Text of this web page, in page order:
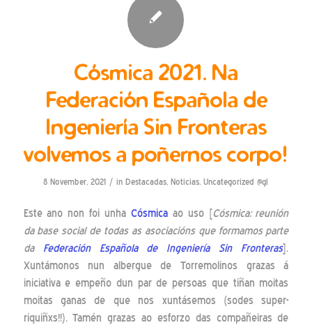
Cósmica 2021. Na
Federación Española de
Ingeniería Sin Fronteras
volvemos a poñernos corpo!
8 November, 2021 / inDestacadas,Noticias,Uncategorized @gl
Este ano non foi unha Cósmicaao uso [Cósmica: reunión
da base social de todas as asociacións que formamos parte
da Federación Española de Ingeniería Sin Fronteras].
Xuntámonos nun albergue de Torremolinos grazas á
iniciativa e empeño dun par de persoas que tiñan moitas
moitas ganas de que nos xuntásemos (sodes super-
riquiñxs!!). Tamén grazas ao esforzo das compañeiras de